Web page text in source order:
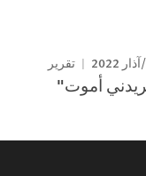
تقرير
أموت"